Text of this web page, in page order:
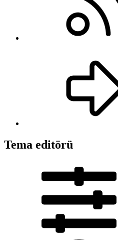
Tema editörü